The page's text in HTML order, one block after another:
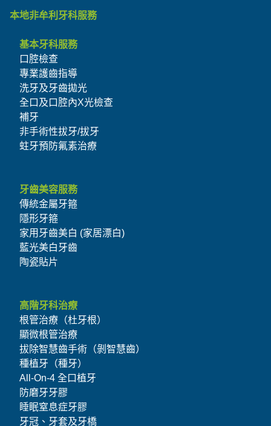
本地非牟利牙科服務
基本牙科服務
口腔檢查
專業護齒指導
洗牙及牙齒拋光
全口及口腔內X光檢查
補牙
非手術性拔牙/拔牙
蛀牙預防氟素治療
牙齒美容服務
傳統金屬牙箍
隱形牙箍
家用牙齒美白 (家居漂白)
藍光美白牙齒
陶瓷貼片
高階牙科治療
根管治療（杜牙根）
顯微根管治療
拔除智慧齒手術（剝智慧齒）
種植牙（種牙）
All-On-4 全口植牙
防磨牙牙膠
睡眠窒息症牙膠
牙冠、牙套及牙橋